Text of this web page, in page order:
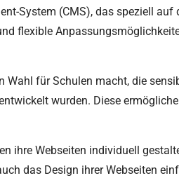
System (CMS), das speziell auf
flexible
für Schulen macht, die
wurden. Diese
ihre Webseiten individuell
das Design ihrer Webseiten